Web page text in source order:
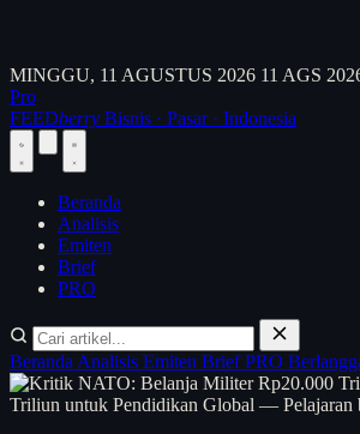
MINGGU, 11 AGUSTUS 2026 11 AGS
Pro
FEEDberry Bisnis · Pasar · Indonesia
Beranda
Analisis
Emiten
Brief
PRO
Beranda Analisis Emiten BriefPRO